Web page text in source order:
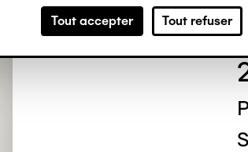
Tout accepter Tout refuser